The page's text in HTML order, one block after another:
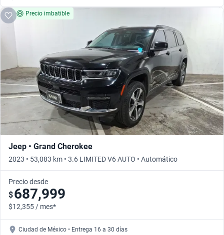
Precio imbatible
Jeep • Grand Cherokee
2023 • 53,083 km • 3.6 LIMITED V6 AUTO • Automático
Precio desde
$687,999
$12,355 / mes*
Ciudad de México • Entrega 16 a 30 días